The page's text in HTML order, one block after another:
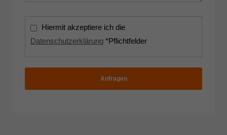
Hiermit akzeptiere ich die
Datenschutzerklärung *Pflichtfelder
Anfragen